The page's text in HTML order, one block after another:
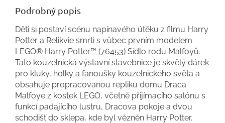
Podrobný popis
Děti si postaví scénu napínavého útěku z filmu Harry
Potter a Relikvie smrti s vůbec prvním modelem
LEGO® Harry Potter™ (76453) Sídlo rodu Malfoyů.
Tato kouzelnická výstavní stavebnice je skvělý dárek
pro kluky, holky a fanoušky kouzelnického světa a
obsahuje propracovanou repliku domu Draca
Malfoye z kostek LEGO, včetně přijímacího salónu s
funkcí padajícího lustru, Dracova pokoje a dvou
schodišť do sklepa, kde byl vězněn Harry Potter.